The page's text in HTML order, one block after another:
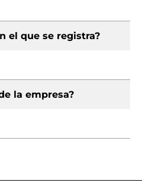
el que se registra?
la empresa?